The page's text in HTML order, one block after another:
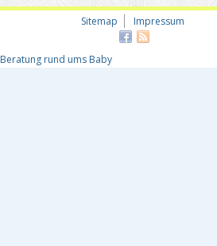
Sitemap Impressum
Beratung rund ums Baby